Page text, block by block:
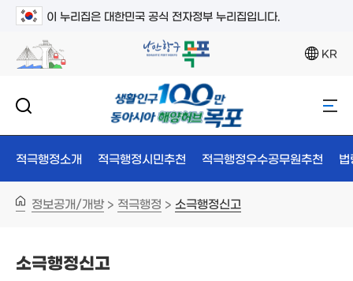
이 누리집은 대한민국 공식 전자정부 누리집입니다.
KR
적극행정소개 적극행정시민추천 적극행정우수공무원추천 법
정보공개/개방 > 적극행정 > 소극행정신고
소극행정신고